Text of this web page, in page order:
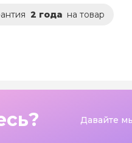
2 года на товар
Давайте